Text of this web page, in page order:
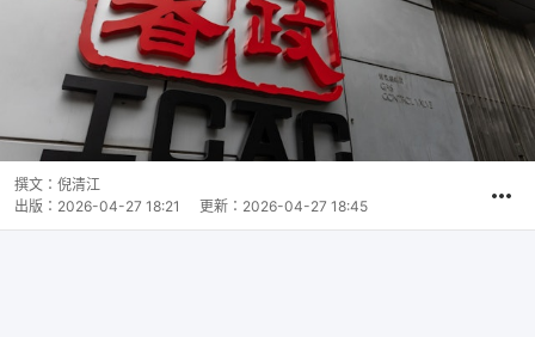
撰文： 倪清江
出版： 2026-04-27 18:21 更新： 2026-04-27 18:45